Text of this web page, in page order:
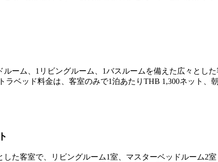
ーム、1リビングルーム、1バスルームを備えた広々とし
ラベッド料金は、客室のみで1泊あたりTHB 1,300ネット、
た客室で、リビングルーム1室、マスターベッドルーム2